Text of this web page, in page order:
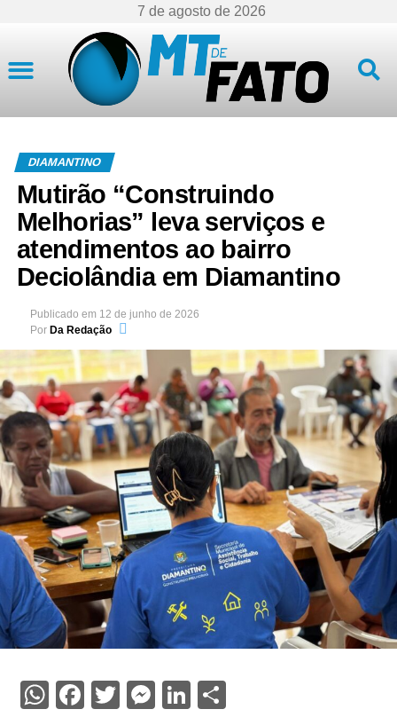
7 de agosto de 2026
DIAMANTINO
Mutirão “Construindo
Melhorias” leva serviços e
atendimentos ao bairro
Deciolândia em Diamantino
Publicado em 12 de junho de 2026
Por Da Redação
WhatsApp
Facebook
Twitter
Messenger
LinkedIn
Share